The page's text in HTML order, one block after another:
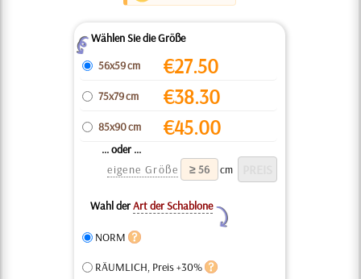
ZWählen Sie die Größe
56x59 cm
€27.50
75x79 cm €38.30
85x90 cm €45.00
... oder ...
eigene Größe
cm
Wahl derArt der Schablone
Y
NORM
RÄUMLICH, Preis +30%